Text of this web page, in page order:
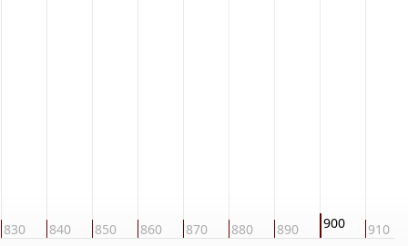
830 840 850 860 870 880 890 900 910